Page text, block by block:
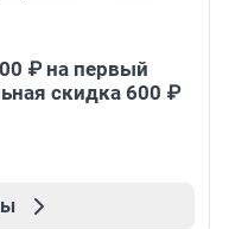
₽ на первый
скидка 600 ₽